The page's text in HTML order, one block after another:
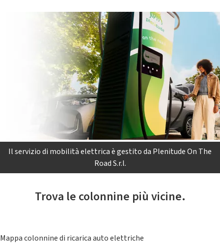
Il servizio di mobilità elettrica è gestito da Plenitude On The
Road S.r.l.
Trova le colonnine più vicine.
Mappa colonnine di ricarica auto elettriche